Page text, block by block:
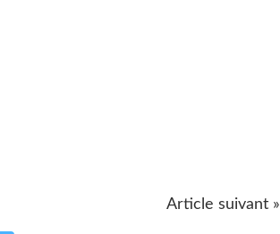
Article suivant »